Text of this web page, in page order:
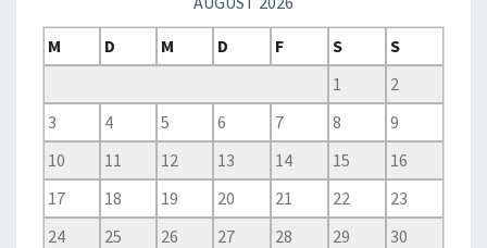
M
D M D F S
S
1
2
3
4 5 6 7 8
9
10
11 12 13 14 15
16
17
18 19 20 21 22
23
24
25 26 27 28 29
30